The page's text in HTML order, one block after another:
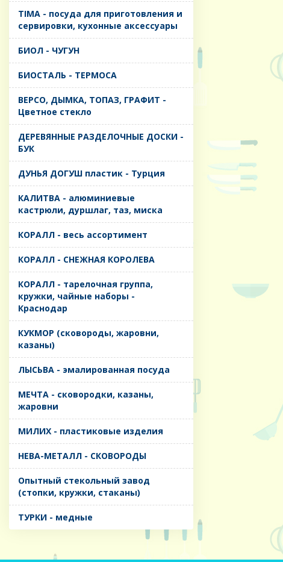
TIMA - посуда для приготовления и
сервировки, кухонные аксессуары
БИОЛ - ЧУГУН
БИОСТАЛЬ - ТЕРМОСА
ВЕРСО, ДЫМКА, ТОПАЗ, ГРАФИТ -
Цветное стекло
ДЕРЕВЯННЫЕ РАЗДЕЛОЧНЫЕ ДОСКИ -
БУК
ДУНЬЯ ДОГУШ пластик - Турция
КАЛИТВА - алюминиевые
кастрюли, дуршлаг, таз, миска
КОРАЛЛ - весь ассортимент
КОРАЛЛ - СНЕЖНАЯ КОРОЛЕВА
КОРАЛЛ - тарелочная группа,
кружки, чайные наборы -
Краснодар
КУКМОР (сковороды, жаровни,
казаны)
ЛЫСЬВА - эмалированная посуда
МЕЧТА - сковородки, казаны,
жаровни
МИЛИХ - пластиковые изделия
НЕВА-МЕТАЛЛ - СКОВОРОДЫ
Опытный стекольный завод
(стопки, кружки, стаканы)
ТУРКИ - медные